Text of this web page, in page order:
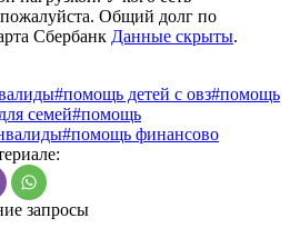
Общий долг по
Сбербанк Данные скрыты.
#помощь детей с овз#помощь
семей#помощь
#помощь финансово
запросы